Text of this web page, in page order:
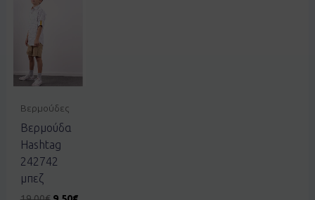
Βερμούδες
Βερμούδα
Hashtag
242742
μπεζ